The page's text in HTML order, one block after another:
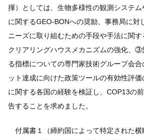
揮）としては、生物多様性の観測システ
に関するGEO-BONへの奨励、事務局に
ニーズに取り組むための手段や手法に関
クリアリングハウスメカニズムの強化、③
る指標についての専門家技術グループ会
ット達成に向けた政策ツールの有効性評
に関する各国の経験を検証し、COP13の
告することを求めました。
付属書１（締約国によって特定された横